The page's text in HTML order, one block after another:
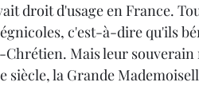
droit d'usage en France.
c'est-à-dire qu'ils
Mais leur souverain
siècle, la Grande